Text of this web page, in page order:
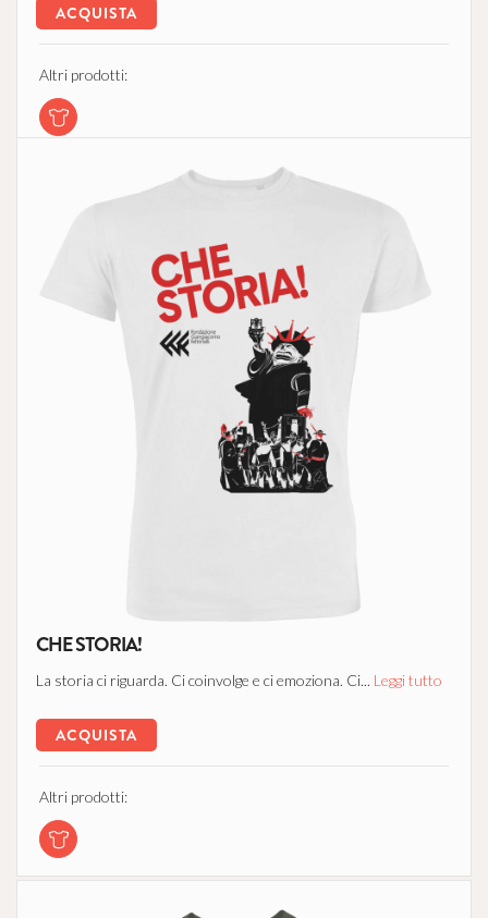
ACQUISTA
Altri prodotti:
CHE STORIA!
La storia ci riguarda. Ci coinvolge e ci emoziona. Ci... Leggi tutto
ACQUISTA
Altri prodotti: